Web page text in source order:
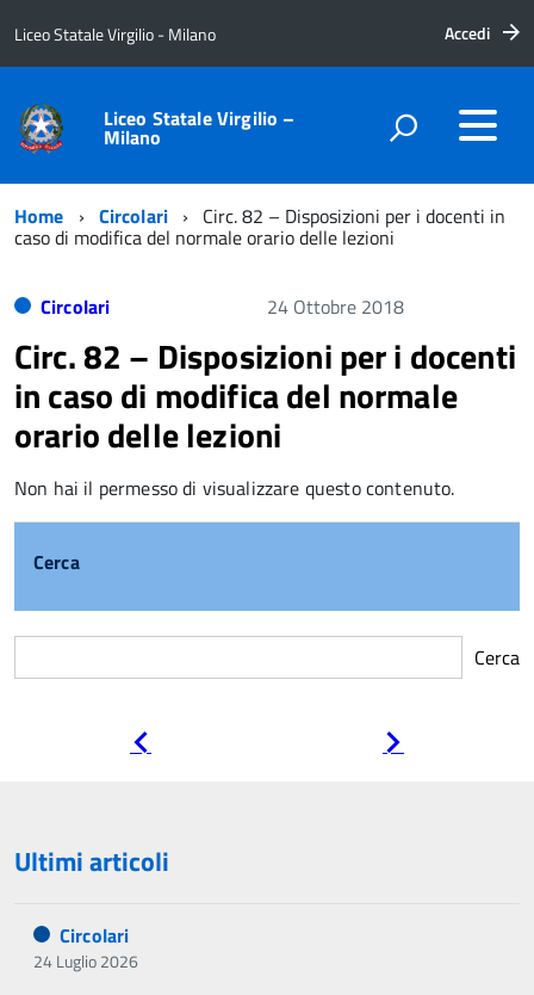
Liceo Statale Virgilio - Milano Accedi
Liceo Statale Virgilio –
Milano
Home Circolari Circ. 82 – Disposizioni per i docenti in
caso di modifica del normale orario delle lezioni
Circolari 24 Ottobre 2018
Circ. 82 – Disposizioni per i docenti
in caso di modifica del normale
orario delle lezioni
Non hai il permesso di visualizzare questo contenuto.
Cerca
Cerca
Ultimi articoli
Circolari
24 Luglio 2026